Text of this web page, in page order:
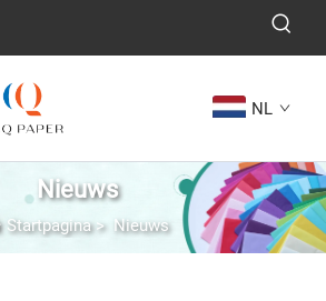
NL
Nieuws
Startpagina> Nieuws